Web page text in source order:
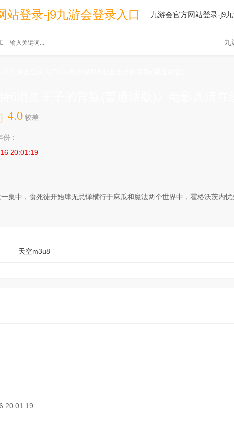
站登录-j9九游会登录入口 九游会官方网站登录-j9
九
4.0 较差
份：
20:01:19
集中，食死徒开始肆无忌惮横行于麻瓜和魔法两个世界中，霍格沃茨内忧
天空m3u8
20:01:19